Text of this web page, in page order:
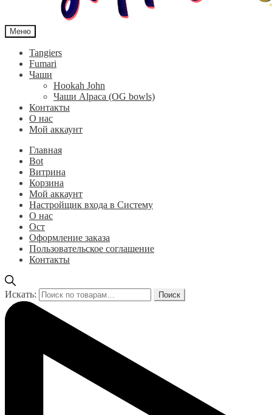
Меню
Tangiers
Fumari
Чаши
Hookah John
Чаши Alpaca (OG bowls)
Контакты
О нас
Мой аккаунт
Главная
Bot
Витрина
Корзина
Мой аккаунт
Настройщик входа в Систему
О нас
Ост
Оформление заказа
Пользовательское соглашение
Контакты
Искать: Поиск